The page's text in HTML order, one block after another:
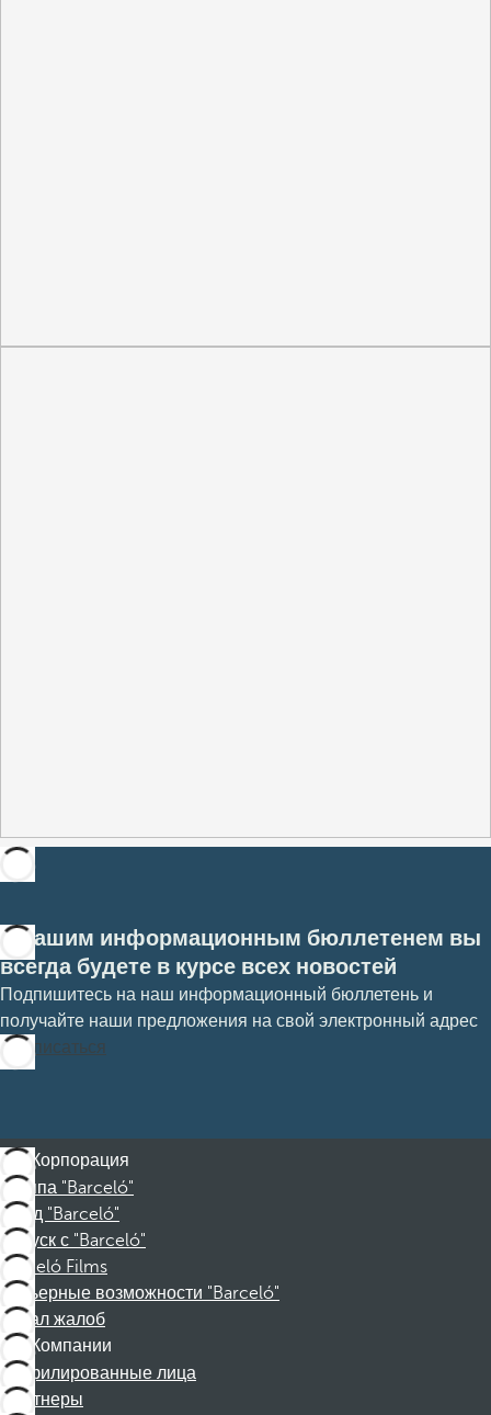
С нашим информационным бюллетенем вы
всегда будете в курсе всех новостей
Подпишитесь на наш информационный бюллетень и
получайте наши предложения на свой электронный адрес
Подписаться
Корпорация
Группа "Barceló"
Фонд "Barceló"
Отпуск с "Barceló"
Barceló Films
Карьерные возможности "Barceló"
Канал жалоб
Компании
Аффилированные лица
Партнеры